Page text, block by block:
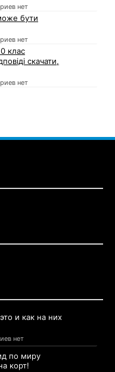
нет
бути
нет
клас
скачати,
нет
и как на них
нет
по миру
корт!